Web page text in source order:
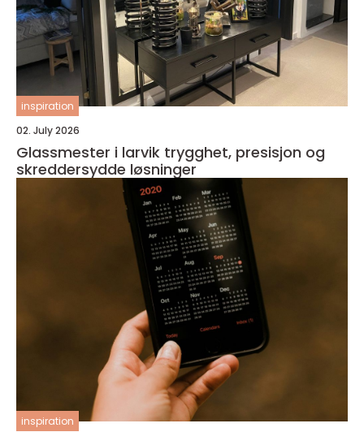
inspiration
02. July 2026
Glassmester i larvik trygghet, presisjon og
skreddersydde løsninger
inspiration